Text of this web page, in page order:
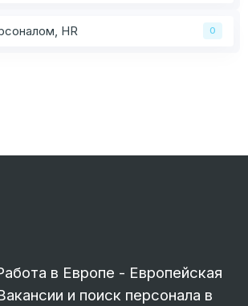
HR 0
в Европе - Европейская
и поиск персонала в